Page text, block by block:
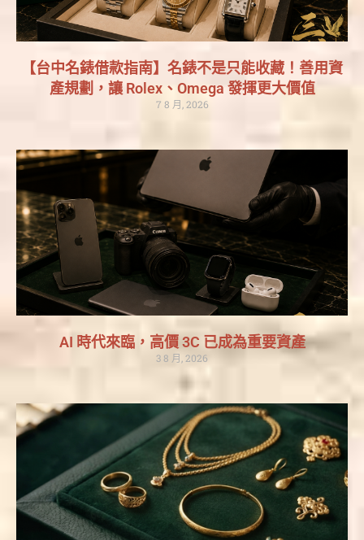
【台中名錶借款指南】名錶不是只能收藏！善用資
產規劃，讓 Rolex、Omega 發揮更大價值
7 8 月, 2026
AI 時代來臨，高價 3C 已成為重要資產
3 8 月, 2026